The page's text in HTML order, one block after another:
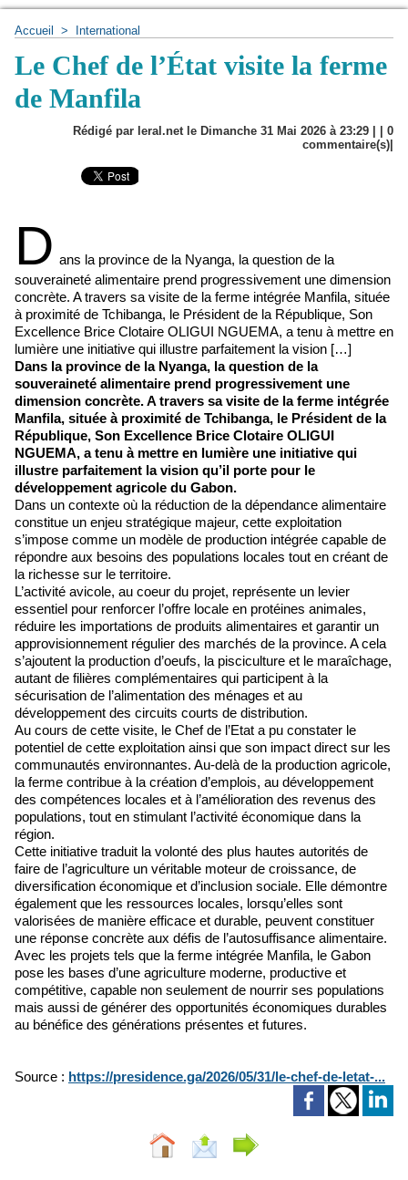
Accueil > International
Le Chef de l’État visite la ferme
de Manfila
Rédigé par leral.net le Dimanche 31 Mai 2026 à 23:29 | | 0
commentaire(s)|
D ans la province de la Nyanga, la question de la
souveraineté alimentaire prend progressivement une dimension
concrète. A travers sa visite de la ferme intégrée Manfila, située
à proximité de Tchibanga, le Président de la République, Son
Excellence Brice Clotaire OLIGUI NGUEMA, a tenu à mettre en
lumière une initiative qui illustre parfaitement la vision […]
Dans la province de la Nyanga, la question de la
souveraineté alimentaire prend progressivement une
dimension concrète. A travers sa visite de la ferme intégrée
Manfila, située à proximité de Tchibanga, le Président de la
République, Son Excellence Brice Clotaire OLIGUI
NGUEMA, a tenu à mettre en lumière une initiative qui
illustre parfaitement la vision qu’il porte pour le
développement agricole du Gabon.
Dans un contexte où la réduction de la dépendance alimentaire
constitue un enjeu stratégique majeur, cette exploitation
s’impose comme un modèle de production intégrée capable de
répondre aux besoins des populations locales tout en créant de
la richesse sur le territoire.
L’activité avicole, au coeur du projet, représente un levier
essentiel pour renforcer l’offre locale en protéines animales,
réduire les importations de produits alimentaires et garantir un
approvisionnement régulier des marchés de la province. A cela
s’ajoutent la production d’oeufs, la pisciculture et le maraîchage,
autant de filières complémentaires qui participent à la
sécurisation de l’alimentation des ménages et au
développement des circuits courts de distribution.
Au cours de cette visite, le Chef de l’Etat a pu constater le
potentiel de cette exploitation ainsi que son impact direct sur les
communautés environnantes. Au-delà de la production agricole,
la ferme contribue à la création d’emplois, au développement
des compétences locales et à l’amélioration des revenus des
populations, tout en stimulant l’activité économique dans la
région.
Cette initiative traduit la volonté des plus hautes autorités de
faire de l’agriculture un véritable moteur de croissance, de
diversification économique et d’inclusion sociale. Elle démontre
également que les ressources locales, lorsqu’elles sont
valorisées de manière efficace et durable, peuvent constituer
une réponse concrète aux défis de l’autosuffisance alimentaire.
Avec les projets tels que la ferme intégrée Manfila, le Gabon
pose les bases d’une agriculture moderne, productive et
compétitive, capable non seulement de nourrir ses populations
mais aussi de générer des opportunités économiques durables
au bénéfice des générations présentes et futures.
Source : https://presidence.ga/2026/05/31/le-chef-de-letat-...